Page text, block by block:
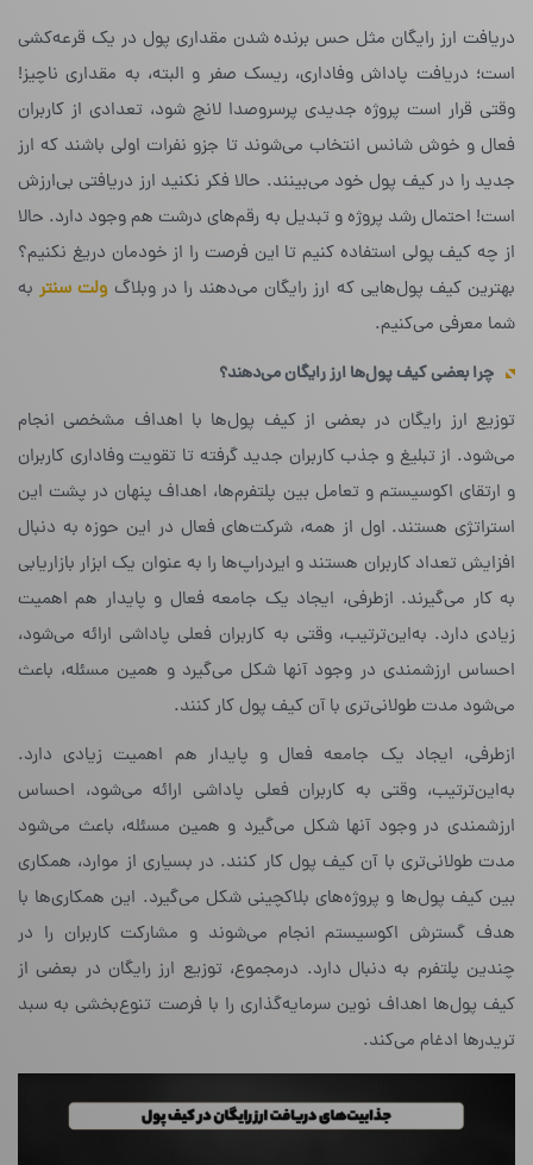
دریافت ارز رایگان مثل حس برنده شدن مقداری پول در یک قرعه‌کشی
است؛ دریافت پاداش وفاداری، ریسک صفر و البته، به مقداری ناچیز!
وقتی قرار است پروژه جدیدی پرسروصدا لانچ شود، تعدادی از کاربران
فعال و خوش شانس انتخاب می‌شوند تا جزو نفرات اولی باشند که ارز
جدید را در کیف پول خود می‌بینند. حالا فکر نکنید ارز دریافتی بی‌ارزش
است! احتمال رشد پروژه و تبدیل به رقم‌های درشت هم وجود دارد. حالا
از چه کیف پولی استفاده کنیم تا این فرصت را از خودمان دریغ نکنیم؟
بهترین کیف پول‌هایی که ارز رایگان می‌دهند را در وبلاگولت سنتربه
شما معرفی می‌کنیم.
چرا بعضی کیف پول‌ها ارز رایگان می‌دهند؟
توزیع ارز رایگان در بعضی از کیف پول‌ها با اهداف مشخصی انجام
می‌شود. از تبلیغ و جذب کاربران جدید گرفته تا تقویت وفاداری کاربران
و ارتقای اکوسیستم و تعامل بین پلتفرم‌ها، اهداف پنهان در پشت این
استراتژی هستند. اول از همه، شرکت‌های فعال در این حوزه به دنبال
افزایش تعداد کاربران هستند و ایردراپ‌ها را به عنوان یک ابزار بازاریابی
به کار می‌گیرند. از‌طرفی، ایجاد یک جامعه فعال و پایدار هم اهمیت
زیادی دارد. به‌این‌ترتیب، وقتی به کاربران فعلی پاداشی ارائه می‌شود،
احساس ارزشمندی در وجود آنها شکل می‌گیرد و همین مسئله، باعث
می‌شود مدت طولانی‌تری با آن کیف پول کار کنند.
از‌طرفی، ایجاد یک جامعه فعال و پایدار هم اهمیت زیادی دارد.
به‌این‌ترتیب، وقتی به کاربران فعلی پاداشی ارائه می‌شود، احساس
ارزشمندی در وجود آنها شکل می‌گیرد و همین مسئله، باعث می‌شود
مدت طولانی‌تری با آن کیف پول کار کنند. در بسیاری از موارد، همکاری
بین کیف پول‌ها و پروژه‌های بلاکچینی شکل می‌گیرد. این همکاری‌ها با
هدف گسترش اکوسیستم انجام می‌شوند و مشارکت کاربران را در
چندین پلتفرم به دنبال دارد. در‌مجموع، توزیع ارز رایگان در بعضی از
کیف پول‌ها اهداف نوین سرمایه‌گذاری را با فرصت تنوع‌بخشی به سبد
تریدرها ادغام می‌کند.